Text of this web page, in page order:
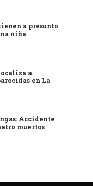
a presunto
niña
a
en La
Accidente
muertos